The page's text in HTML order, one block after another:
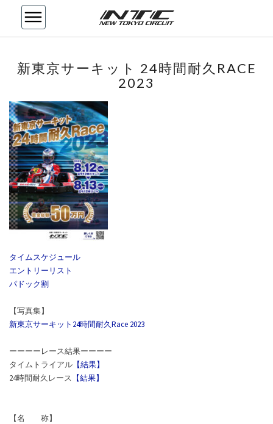
東
京
新東京サーキット 24時間耐久RACE
2023
タイムスケジュール
エントリーリスト
パドック割
【写真集】
新東京サーキット24時間耐久Race 2023
ーーーーレース結果ーーーー
タイムトライアル 【結果】
24時間耐久レース 【結果】
【名 称】